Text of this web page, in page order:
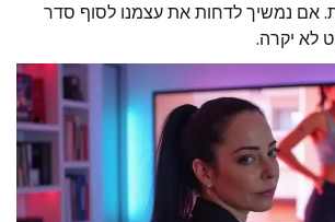
אם נמשיך לדחות את עצמנו לסוף סדר
לא יקרה.